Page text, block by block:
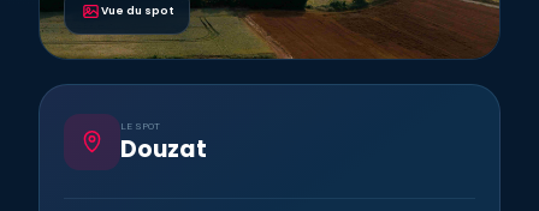
Vue du spot
LE SPOT
Douzat